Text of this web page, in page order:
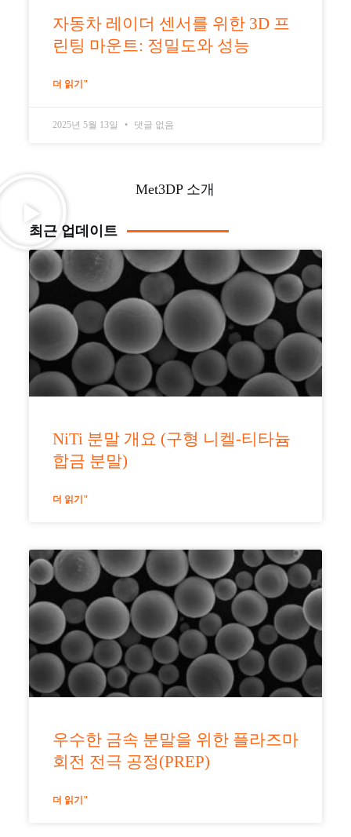
자동차 레이더 센서를 위한 3D 프
린팅 마운트: 정밀도와 성능
더 읽기"
2025년 5월 13일 댓글 없음
Met3DP 소개
최근 업데이트
NiTi 분말 개요 (구형 니켈-티타늄
합금 분말)
더 읽기"
우수한 금속 분말을 위한 플라즈마
회전 전극 공정(PREP)
더 읽기"